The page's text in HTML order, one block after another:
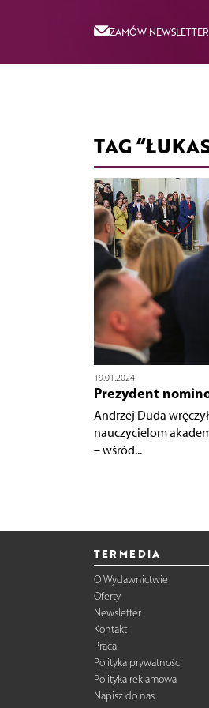
ZAMÓW NEWSLETTER
TAG
19.01.2024
Prezydent
Andrzej Duda
nauczycielom
– wśród...
TERMEDIA
O Wydawnictwie
Oferty
Newsletter
Kontakt
Praca
Polityka prywatności
Polityka reklamowa
Napisz do nas